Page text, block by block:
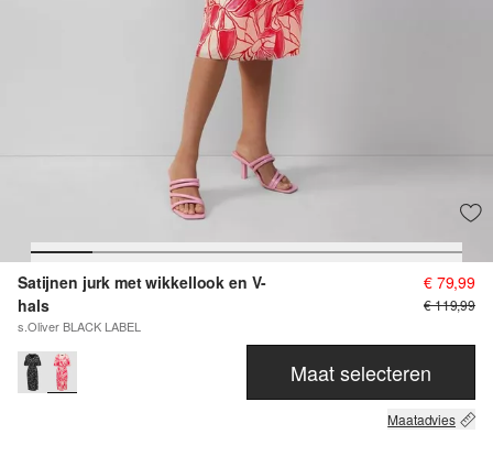
Satijnen jurk met wikkellook en V-
hals
s.Oliver BLACK LABEL
€ 79,99
€ 119,99
Maat selecteren
Maatadvies